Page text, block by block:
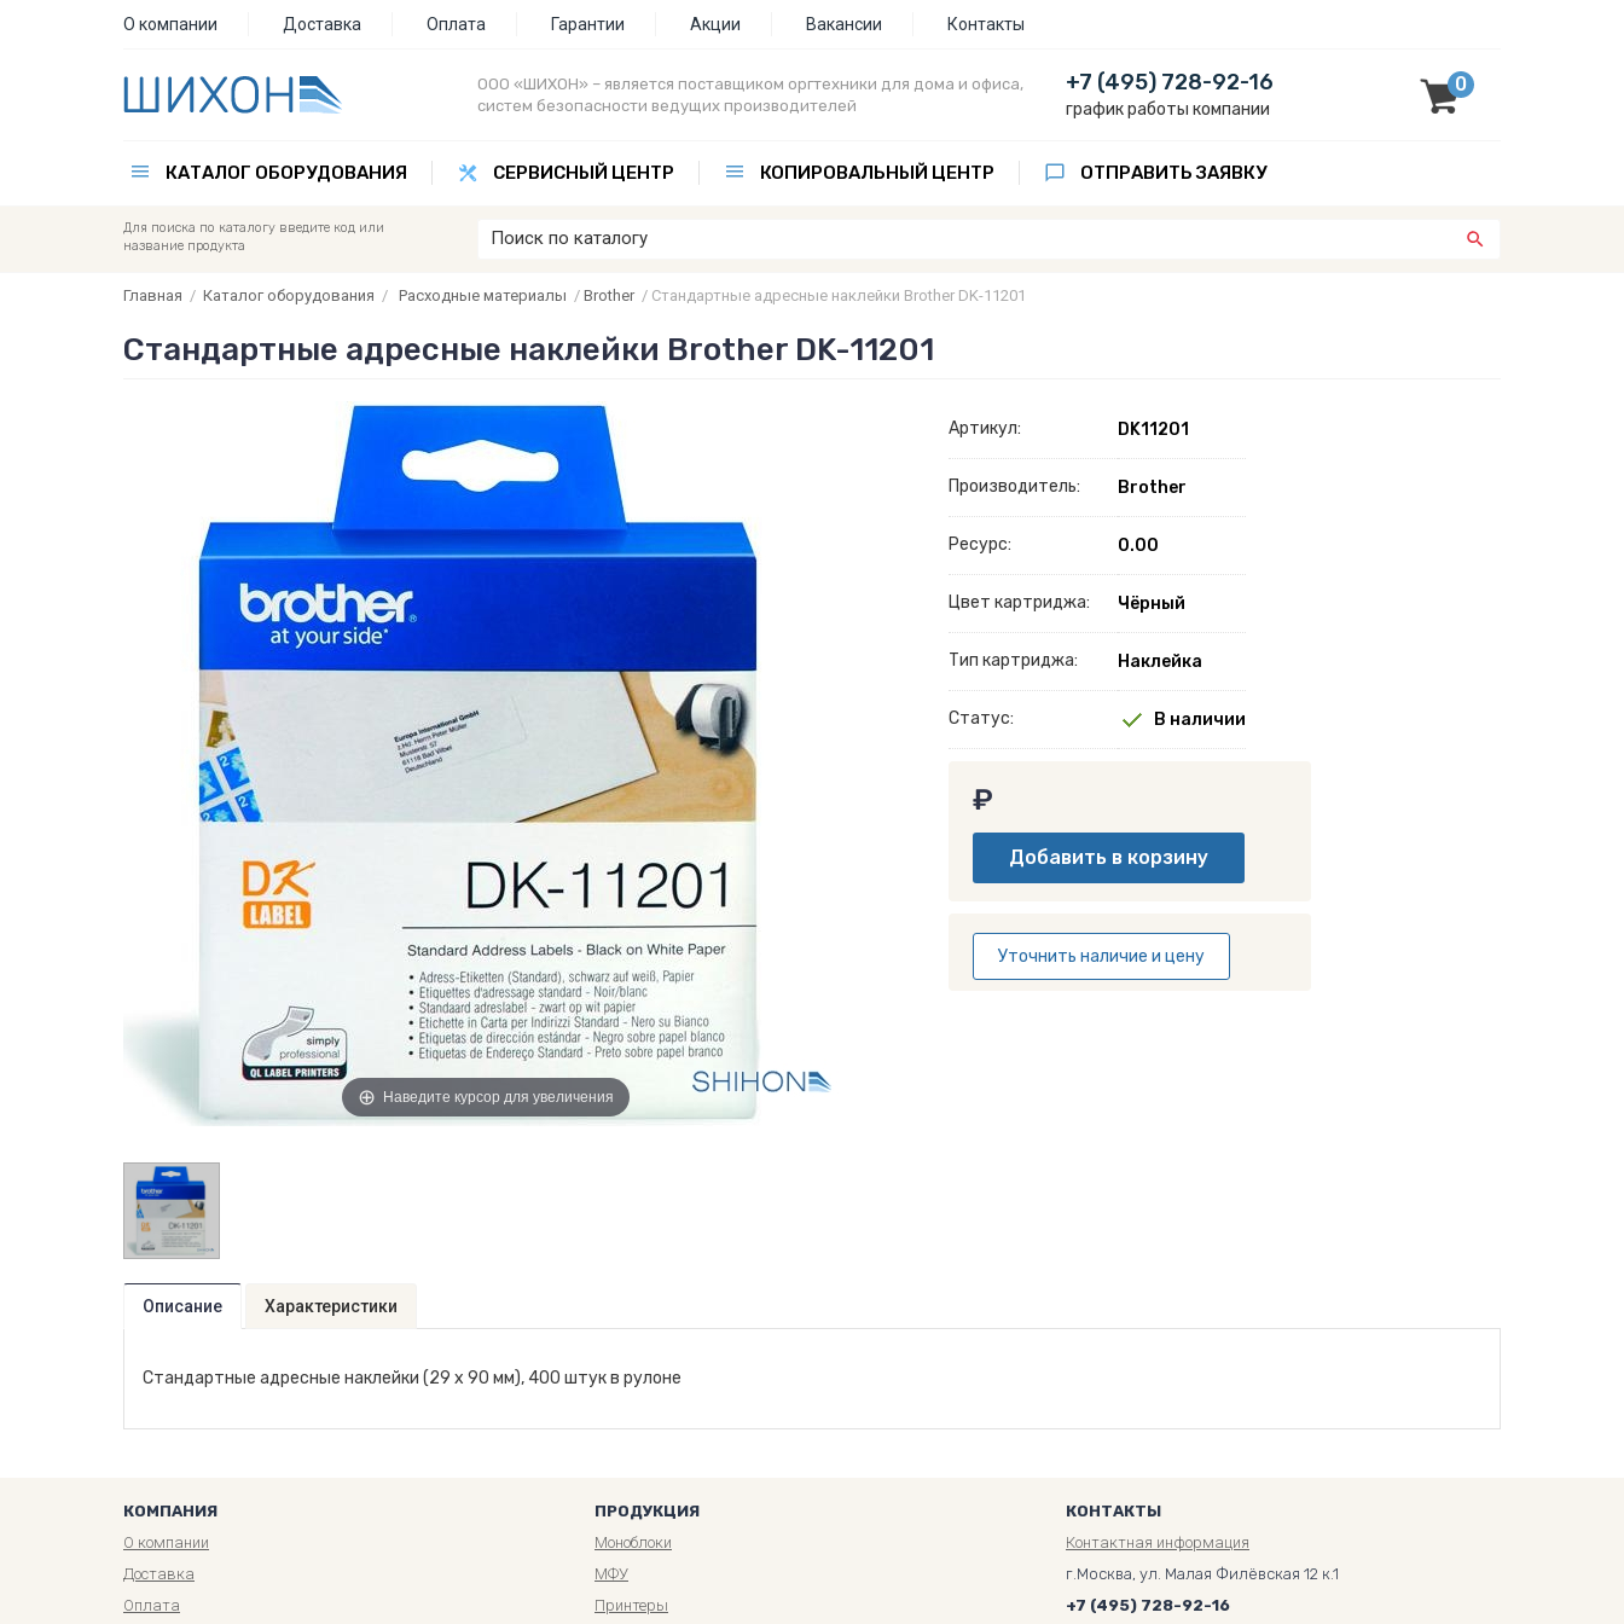
О компании Доставка Оплата Гарантии Акции Вакансии Контакты
ООО «ШИХОН» – является поставщиком оргтехники для дома и офиса,
систем безопасности ведущих производителей
+7 (495) 728-92-16
график работы компании
0
КАТАЛОГ ОБОРУДОВАНИЯ СЕРВИСНЫЙ ЦЕНТР КОПИРОВАЛЬНЫЙ ЦЕНТР ОТПРАВИТЬ ЗАЯВКУ
Для поиска по каталогу введите код или
название продукта
Главная / Каталог оборудования / Расходные материалы / Brother/ Стандартные адресные наклейки Brother DK-11201
Стандартные адресные наклейки Brother DK-11201
Наведите курсор для увеличения
Артикул: DK11201
Производитель: Brother
Ресурс: 0.00
Цвет картриджа: Чёрный
Тип картриджа: Наклейка
Статус: В наличии
₽
Уточнить наличие и цену
Описание Характеристики
Стандартные адресные наклейки (29 x 90 мм), 400 штук в рулоне
КОМПАНИЯ
О компании
Доставка
Оплата
ПРОДУКЦИЯ
Моноблоки
МФУ
Принтеры
КОНТАКТЫ
Контактная информация
г.Москва, ул. Малая Филёвская 12 к.1
+7 (495) 728-92-16